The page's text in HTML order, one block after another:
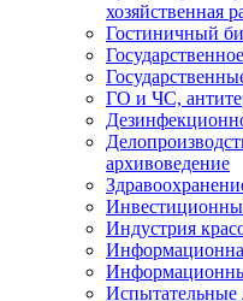
хозяйственная
Гостиничный
ГО и ЧС,
архивоведение
Индустрия
Испытательные